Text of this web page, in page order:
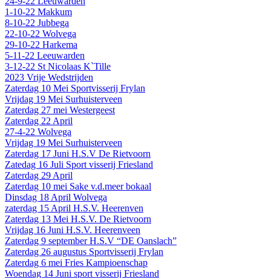
1-10-22 Makkum
8-10-22 Jubbega
22-10-22 Wolvega
29-10-22 Harkema
5-11-22 Leeuwarden
3-12-22 St Nicolaas K`Tille
2023 Vrije Wedstrijden
Zaterdag 10 Mei Sportvisserij Frylan
Vrijdag 19 Mei Surhuisterveen
Zaterdag 27 mei Westergeest
Zaterdag 22 April
27-4-22 Wolvega
Vrijdag 19 Mei Surhuisterveen
Zaterdag 17 Juni H.S.V De Rietvoorn
Zatedag 16 Juli Sport visserij Friesland
Zaterdag 29 April
Zaterdag 10 mei Sake v.d.meer bokaal
Dinsdag 18 April Wolvega
zaterdag 15 April H.S.V. Heerenven
Zaterdag 13 Mei H.S.V. De Rietvoorn
Vrijdag 16 Juni H.S.V. Heerenveen
Zaterdag 9 september H.S.V “DE Oanslach”
Zaterdag 26 augustus Sportvisserij Frylan
Zaterdag 6 mei Fries Kampioenschap
Woendag 14 Juni sport visserij Friesland